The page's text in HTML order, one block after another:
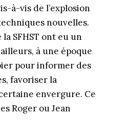
à-vis de l’explosion
nouvelles.
SFHST ont eu un
à une époque
pour informer des
favoriser la
envergure. Ce
Roger ou Jean